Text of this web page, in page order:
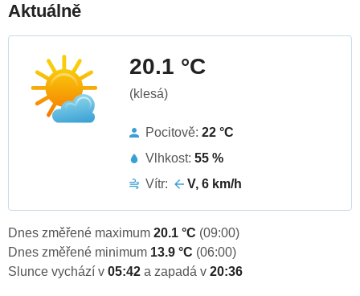
Aktuálně
20.1 °C
(klesá)
Pocitově: 22 °C
Vlhkost: 55 %
Vítr:
V, 6 km/h
Dnes změřené maximum 20.1 °C (09:00)
Dnes změřené minimum 13.9 °C (06:00)
Slunce vychází v 05:42 a zapadá v 20:36